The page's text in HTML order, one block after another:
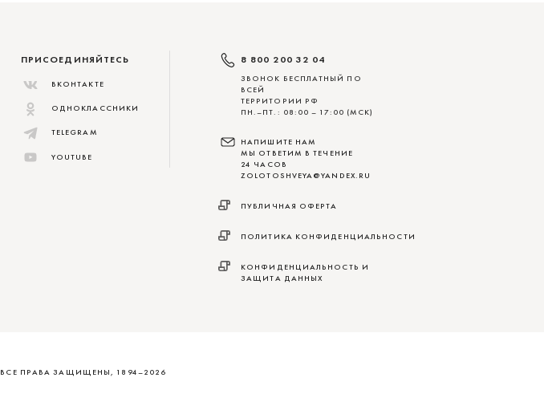
ПРИСОЕДИНЯЙТЕСЬ
ВКОНТАКТЕ
ОДНОКЛАССНИКИ
TELEGRAM
YOUTUBE
8 800 200 32 04
ЗВОНОК БЕСПЛАТНЫЙ ПО
ВСЕЙ
ТЕРРИТОРИИ РФ
ПН.–ПТ.: 08:00 – 17:00 (МСК)
НАПИШИТЕ НАМ
МЫ ОТВЕТИМ В ТЕЧЕНИЕ
24 ЧАСОВ
ZOLOTOSHVEYA@YANDEX.RU
ПУБЛИЧНАЯ ОФЕРТА
ПОЛИТИКА КОНФИДЕНЦИАЛЬНОСТИ
КОНФИДЕНЦИАЛЬНОСТЬ И
ЗАЩИТА ДАННЫХ
ВСЕ ПРАВА ЗАЩИЩЕНЫ, 1894–2026